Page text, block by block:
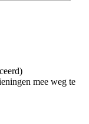
mee weg te